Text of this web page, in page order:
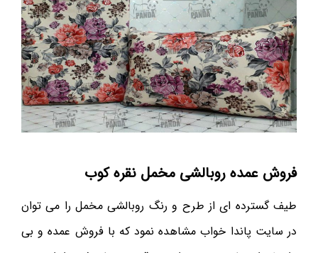
فروش عمده روبالشی مخمل نقره کوب
طیف گسترده ای از طرح و رنگ روبالشی مخمل را می توان
در سایت پاندا خواب مشاهده نمود که با فروش عمده و بی